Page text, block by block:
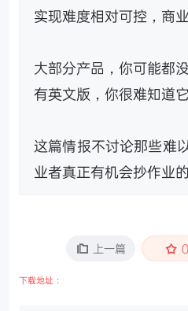
实现难度相对可控，商
大部分产品，你可能都
有英文版，你很难知道
这篇情报不讨论那些难
业者真正有机会抄作业的
上一篇 0
下载地址：